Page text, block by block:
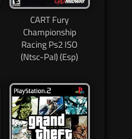
CART Fury
Championship
Racing Ps2 ISO
(Ntsc-Pal) (Esp)